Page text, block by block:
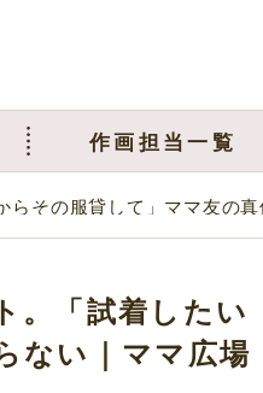
作画担当一覧
らその服貸して」ママ友の
。「試着したい
ない｜ママ広場